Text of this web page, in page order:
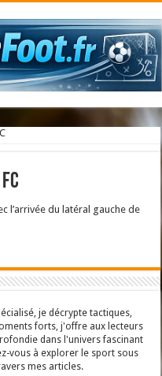
l’arrivée du latéral gauche de
je décrypte tactiques,
forts, j'offre aux lecteurs
dans l'univers fascinant
vous à explorer le sport sous
mes articles.